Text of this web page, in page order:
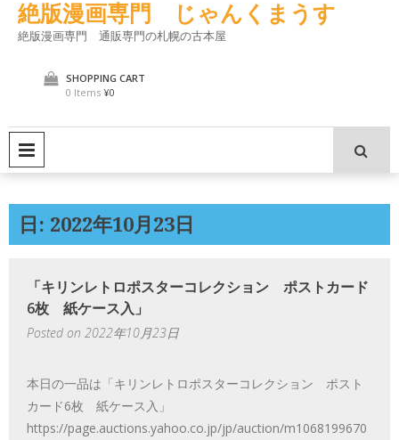
絶版漫画専門 じゃんくまうす
絶版漫画専門 通販専門の札幌の古本屋
SHOPPING CART
0 Items ¥0
日: 2022年10月23日
「キリンレトロポスターコレクション ポストカード
6枚 紙ケース入」
Posted on 2022年10月23日
本日の一品は「キリンレトロポスターコレクション ポスト
カード6枚 紙ケース入」
https://page.auctions.yahoo.co.jp/jp/auction/m1068199670